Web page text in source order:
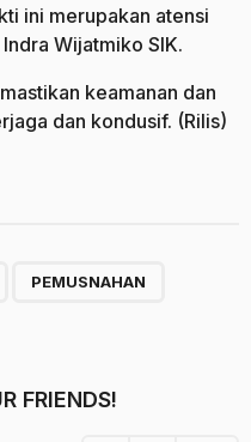
ini merupakan atensi
Wijatmiko SIK.
keamanan dan
dan kondusif. (Rilis)
PEMUSNAHAN
FRIENDS!